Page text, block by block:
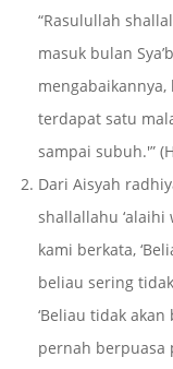
“Rasulullah
masuk bulan
terdapat satu
sampai subuh.'”
Dari Aisyah
shallallahu
kami berkata,
beliau sering
‘Beliau tidak
pernah berpuasa